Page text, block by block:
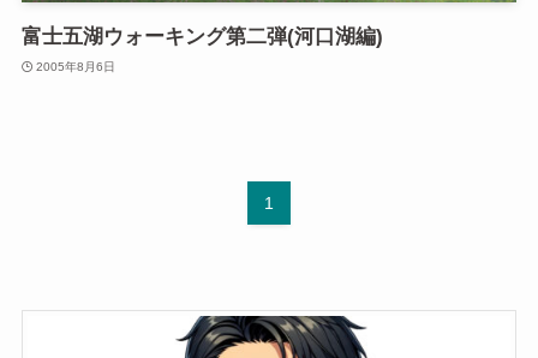
富士五湖ウォーキング第二弾(河口湖編)
2005年8月6日
1